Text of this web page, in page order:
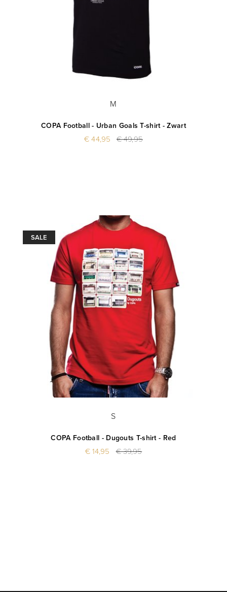
M
COPA Football - Urban Goals T-shirt - Zwart
€ 44,95 € 49,95
SALE
S
COPA Football - Dugouts T-shirt - Red
€ 14,95 € 39,95